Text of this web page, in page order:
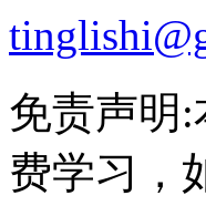
免责声明
费学习，